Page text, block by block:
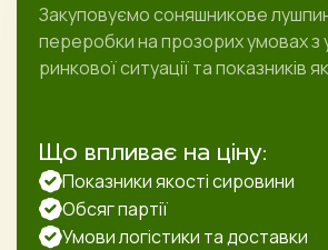
Закуповуємо соняшникове
переробки на прозорих умовах з
ринкової ситуації та показників
Що впливає на ціну:
Показники якості сировини
Обсяг партії
Умови логістики та доставки